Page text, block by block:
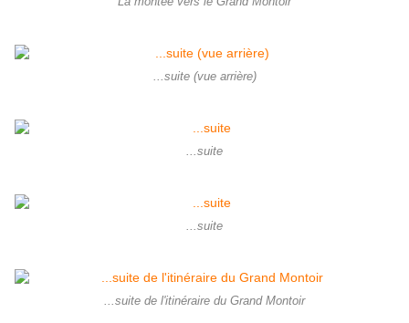
...suite (vue arrière)
...suite
...suite
...suite de l'itinéraire du Grand Montoir